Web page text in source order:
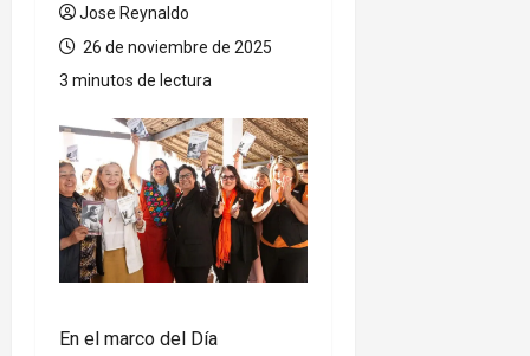
Jose Reynaldo
26 de noviembre de 2025
3 minutos de lectura
En el marco del Día